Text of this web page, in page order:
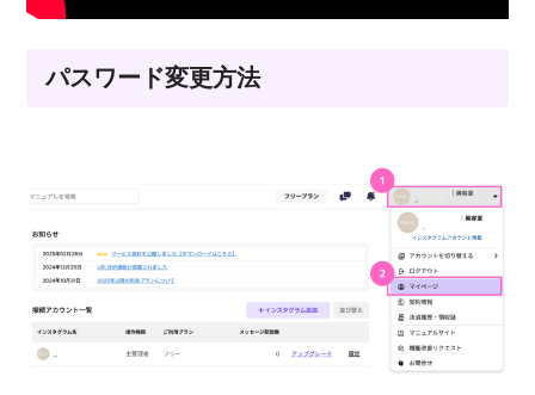
パスワード変更方法